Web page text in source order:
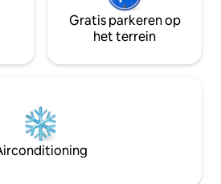
Gratis parkeren op
het terrein